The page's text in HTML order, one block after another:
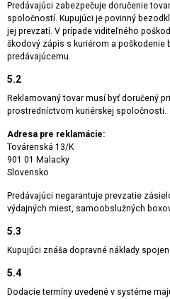
Predávajúci zabezpečuje doručenie
spoločností. Kupujúci je povinný
jej prevzatí. V prípade viditeľného
škodový zápis s kuriérom a poškodenie
predávajúcemu.
5.2
Reklamovaný tovar musí byť doručený
prostredníctvom kuriérskej spoločnosti.
Adresa pre reklamácie:
Továrenská 13/K
901 01 Malacky
Slovensko
Predávajúci negarantuje prevzatie
výdajných miest, samoobslužných
5.3
Kupujúci znáša dopravné náklady
5.4
Dodacie termíny uvedené v systéme